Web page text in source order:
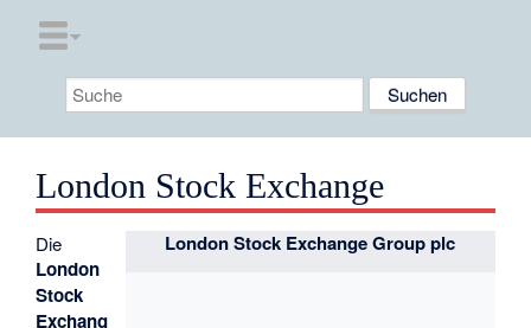
London Stock Exchange
London Stock Exchange Group plc
Die
London
Stock
Exchang